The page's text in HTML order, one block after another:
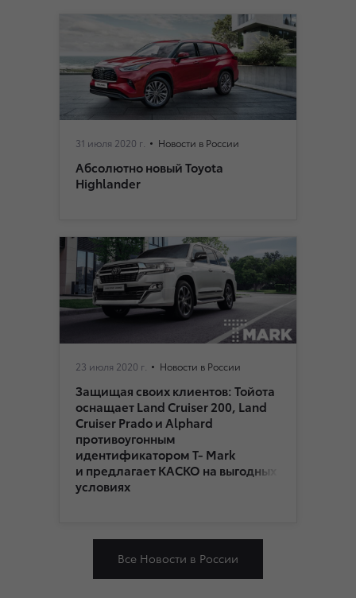
31 июля 2020 г. Новости в России
Абсолютно новый Toyota
Highlander
23 июля 2020 г. Новости в России
Защищая своих клиентов: Тойота
оснащает Land Cruiser 200, Land
Cruiser Prado и Alphard
противоугонным
идентификатором Т- Mark
и предлагает КАСКО на выгодных
условиях
Все Новости в России